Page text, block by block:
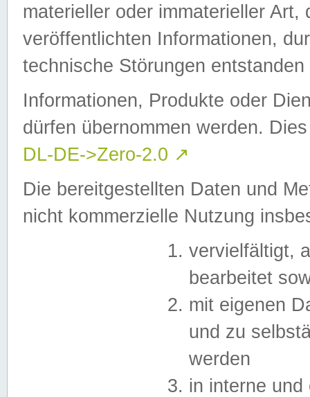
materieller oder immaterieller
veröffentlichten Informationen,
technische Störungen
Informationen, Produkte oder
dürfen übernommen werden.
DL-DE->Zero-2.0 ↗
Die bereitgestellten Daten und
nicht kommerzielle Nutzung
vervielfältigt,
bearbeitet
mit eigenen
und zu
werden
in interne